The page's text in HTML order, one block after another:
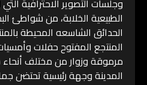
وجلسات التصوير الاحترافية
الطبيعية الخلابة، من شواطئ
الحدائق الشاسعه المحيطة
المنتجع المفتوح حفلات
مرموقة وزوار من مختلف
المدينة وجهة رئيسية تحتضن